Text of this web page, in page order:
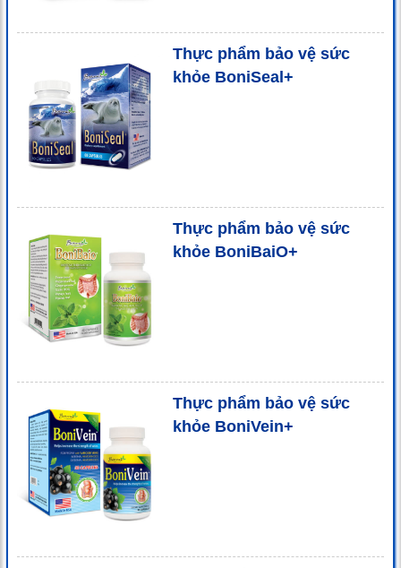
Thực phẩm bảo vệ sức
khỏe BoniSeal+
Thực phẩm bảo vệ sức
khỏe BoniBaiO+
Thực phẩm bảo vệ sức
khỏe BoniVein+